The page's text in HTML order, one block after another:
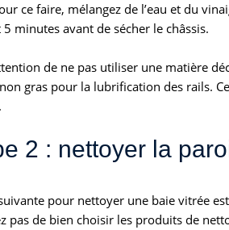
ce faire, mélangez de l’eau et du
minutes avant de sécher le châssis.
de ne pas utiliser une matière
gras pour la lubrification des rails.
2 : nettoyer la
pour nettoyer une baie vitrée
pas de bien choisir les produits de